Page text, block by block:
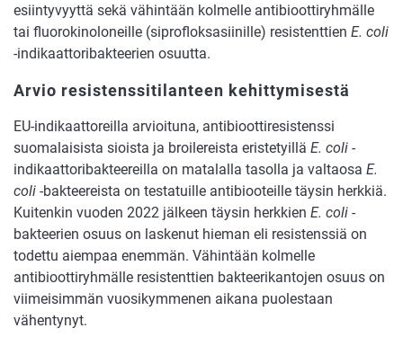
esiintyvyyttä sekä vähintään kolmelle antibioottiryhmälle
tai fluorokinoloneille (siprofloksasiinille) resistenttien E. coli
-indikaattoribakteerien osuutta.
Arvio resistenssitilanteen kehittymisestä
EU-indikaattoreilla arvioituna, antibioottiresistenssi
suomalaisista sioista ja broilereista eristetyillä E. coli -
indikaattoribakteereilla on matalalla tasolla ja valtaosa E.
coli -bakteereista on testatuille antibiooteille täysin herkkiä.
Kuitenkin vuoden 2022 jälkeen täysin herkkien E. coli -
bakteerien osuus on laskenut hieman eli resistenssiä on
todettu aiempaa enemmän. Vähintään kolmelle
antibioottiryhmälle resistenttien bakteerikantojen osuus on
viimeisimmän vuosikymmenen aikana puolestaan
vähentynyt.